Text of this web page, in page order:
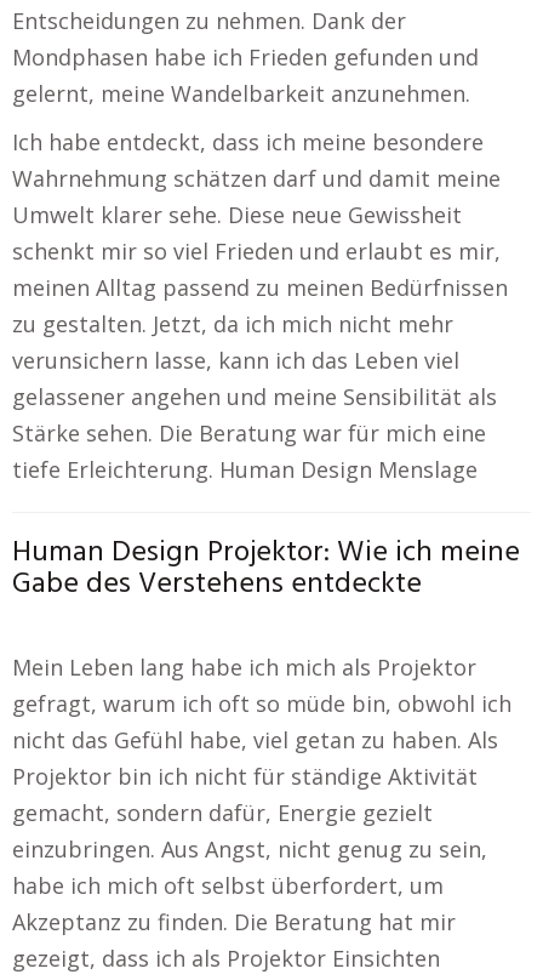
Entscheidungen zu nehmen. Dank der
Mondphasen habe ich Frieden gefunden und
gelernt, meine Wandelbarkeit anzunehmen.
Ich habe entdeckt, dass ich meine besondere
Wahrnehmung schätzen darf und damit meine
Umwelt klarer sehe. Diese neue Gewissheit
schenkt mir so viel Frieden und erlaubt es mir,
meinen Alltag passend zu meinen Bedürfnissen
zu gestalten. Jetzt, da ich mich nicht mehr
verunsichern lasse, kann ich das Leben viel
gelassener angehen und meine Sensibilität als
Stärke sehen. Die Beratung war für mich eine
tiefe Erleichterung. Human Design Menslage
Human Design Projektor: Wie ich meine
Gabe des Verstehens entdeckte
Mein Leben lang habe ich mich als Projektor
gefragt, warum ich oft so müde bin, obwohl ich
nicht das Gefühl habe, viel getan zu haben. Als
Projektor bin ich nicht für ständige Aktivität
gemacht, sondern dafür, Energie gezielt
einzubringen. Aus Angst, nicht genug zu sein,
habe ich mich oft selbst überfordert, um
Akzeptanz zu finden. Die Beratung hat mir
gezeigt, dass ich als Projektor Einsichten